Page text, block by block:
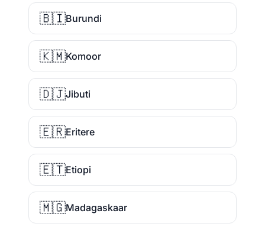
🇧🇮Burundi
🇰🇲Komoor
🇩🇯Jibuti
🇪🇷Eritere
🇪🇹Etiopi
🇲🇬Madagaskaar